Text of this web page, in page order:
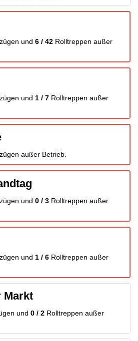
und 6 / 42 Rolltreppen außer
und 1 / 7 Rolltreppen außer
außer Betrieb.
und 0 / 3 Rolltreppen außer
und 1 / 6 Rolltreppen außer
Markt
und 0 / 2 Rolltreppen außer